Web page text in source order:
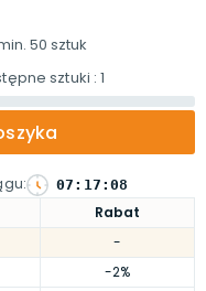
Rabat
-
-2%
50 sztuk
sztuki : 1
: 07 : 17 :07